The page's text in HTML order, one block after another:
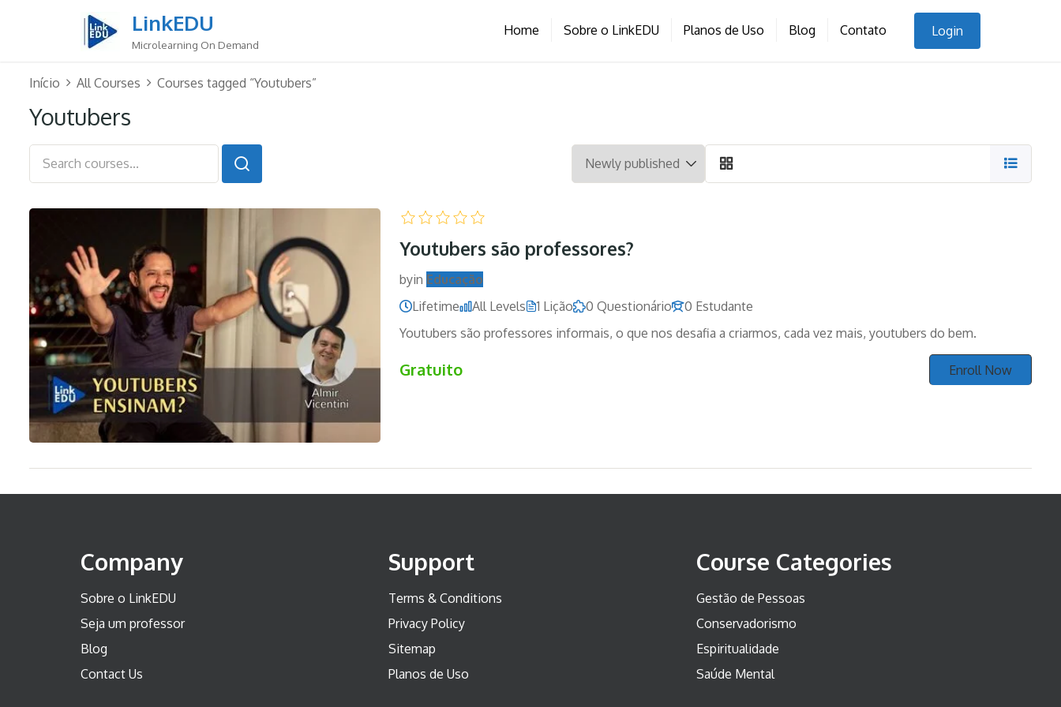
LinkEDU
Microlearning On Demand
Home Sobre o LinkEDU Planos de Uso Blog Contato Login
Início All Courses Courses tagged “Youtubers”
Youtubers
Youtubers são professores?
byin Educação
Lifetime
All Levels 1 Lição 0 Questionário
0 Estudante
Youtubers são professores informais, o que nos desafia a criarmos, cada vez mais, youtubers do bem.
Gratuito Enroll Now
Company
Sobre o LinkEDU
Seja um professor
Blog
Contact Us
Support
Terms & Conditions
Privacy Policy
Sitemap
Planos de Uso
Course Categories
Gestão de Pessoas
Conservadorismo
Espiritualidade
Saúde Mental